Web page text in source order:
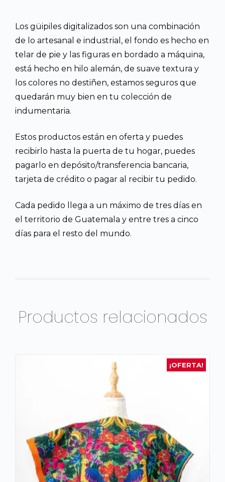
Los güipiles digitalizados son una combinación
de lo artesanal e industrial, el fondo es hecho en
telar de pie y las figuras en bordado a máquina,
está hecho en hilo alemán, de suave textura y
los colores no destiñen, estamos seguros que
quedarán muy bien en tu colección de
indumentaria.
Estos productos están en oferta y puedes
recibirlo hasta la puerta de tu hogar, puedes
pagarlo en depósito/transferencia bancaria,
tarjeta de crédito o pagar al recibir tu pedido.
Cada pedido llega a un máximo de tres días en
el territorio de Guatemala y entre tres a cinco
días para el resto del mundo.
Productos relacionados
¡OFERTA!